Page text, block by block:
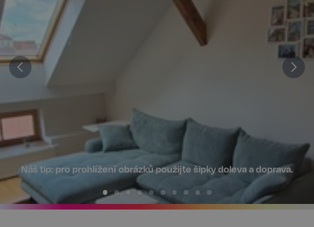
Náš tip: pro prohlížení obrázků použijte šipky doleva a doprava.